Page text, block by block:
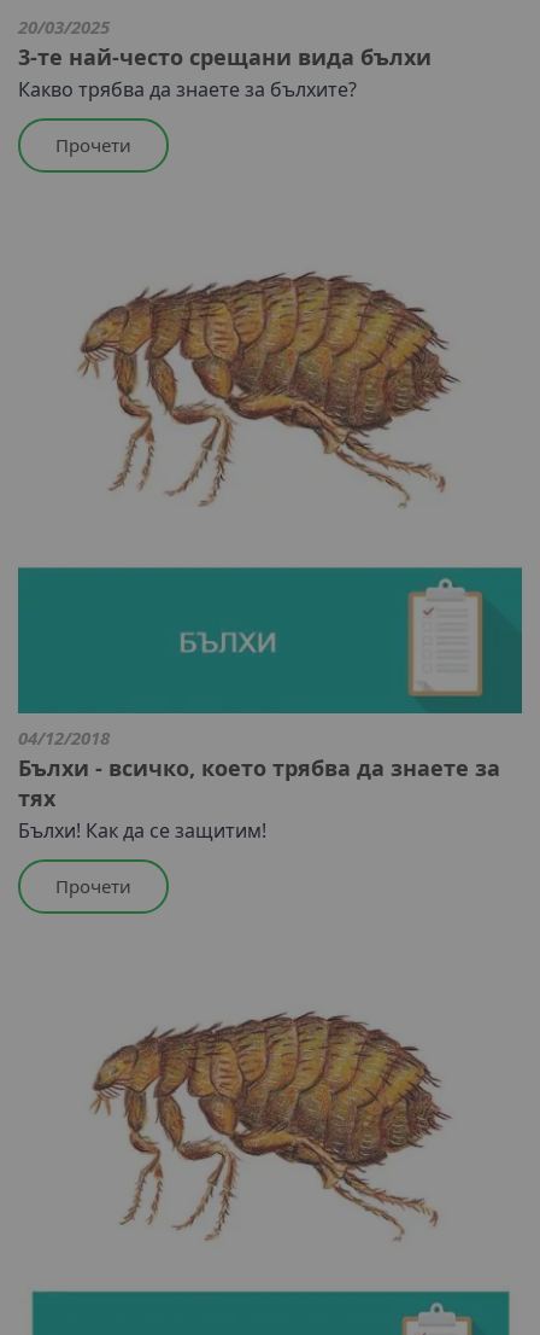
20/03/2025
3-те най-често срещани вида бълхи
Какво трябва да знаете за бълхите?
Прочети
04/12/2018
Бълхи - всичко, което трябва да знаете за
тях
Бълхи! Как да се защитим!
Прочети